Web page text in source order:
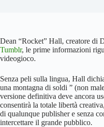
Dean “Rocket” Hall, creatore di
Tumblr, le prime informazioni
videogioco.
Senza peli sulla lingua, Hall
una montagna di soldi ” (non
versione definitiva deve ancora
consentirà la totale libertà
di qualunque publisher e senza
intercettare il grande pubblico.